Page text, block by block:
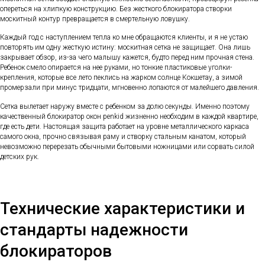
опереться на хлипкую конструкцию. Без жесткого блокиратора створки
москитный контур превращается в смертельную ловушку.
Каждый год с наступлением тепла ко мне обращаются клиенты, и я не устаю
повторять им одну жесткую истину: москитная сетка не защищает. Она лишь
закрывает обзор, из-за чего малышу кажется, будто перед ним прочная стена.
Ребенок смело опирается на нее руками, но тонкие пластиковые уголки-
крепления, которые все лето пеклись на жарком солнце Кокшетау, а зимой
промерзали при минус тридцати, мгновенно лопаются от малейшего давления.
Сетка вылетает наружу вместе с ребенком за долю секунды. Именно поэтому
качественный блокиратор окон penkid жизненно необходим в каждой квартире,
где есть дети. Настоящая защита работает на уровне металлического каркаса
самого окна, прочно связывая раму и створку стальным канатом, который
невозможно перерезать обычными бытовыми ножницами или сорвать силой
детских рук.
Технические характеристики и
стандарты надежности
блокираторов